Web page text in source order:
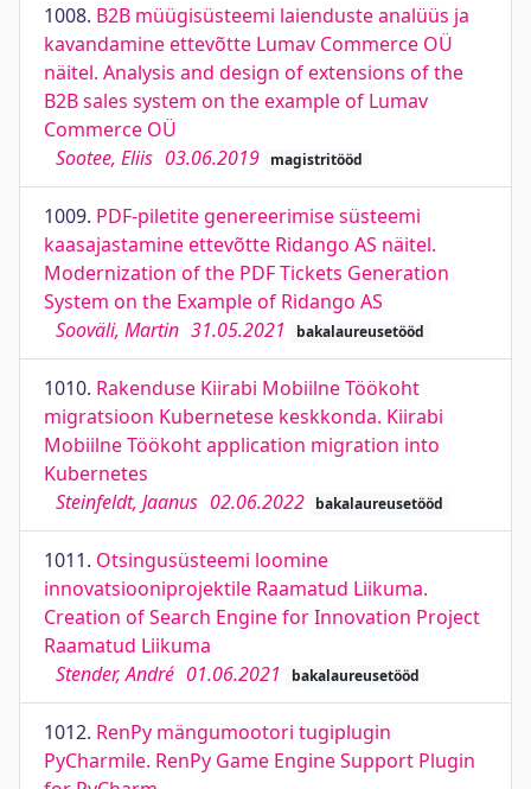
1008. B2B müügisüsteemi laienduste analüüs ja
kavandamine ettevõtte Lumav Commerce OÜ
näitel. Analysis and design of extensions of the
B2B sales system on the example of Lumav
Commerce OÜ
Sootee, Eliis 03.06.2019 magistritööd
1009. PDF-piletite genereerimise süsteemi
kaasajastamine ettevõtte Ridango AS näitel.
Modernization of the PDF Tickets Generation
System on the Example of Ridango AS
Sooväli, Martin 31.05.2021 bakalaureusetööd
1010. Rakenduse Kiirabi Mobiilne Töökoht
migratsioon Kubernetese keskkonda. Kiirabi
Mobiilne Töökoht application migration into
Kubernetes
Steinfeldt, Jaanus 02.06.2022 bakalaureusetööd
1011. Otsingusüsteemi loomine
innovatsiooniprojektile Raamatud Liikuma.
Creation of Search Engine for Innovation Project
Raamatud Liikuma
Stender, André 01.06.2021 bakalaureusetööd
1012. RenPy mängumootori tugiplugin
PyCharmile. RenPy Game Engine Support Plugin